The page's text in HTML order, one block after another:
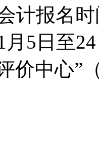
计报名
月5日至
价中心”